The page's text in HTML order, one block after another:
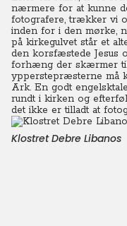
nærmere for at kunne
fotografere, trækker vi
inden for i den mørke,
på kirkegulvet står et
den korsfæstede Jesus
forhæng der skærmer
ypperstepræsterne må
Ark. En godt
rundt i kirken og
det ikke er tilladt at
Klostret Debre Libanos